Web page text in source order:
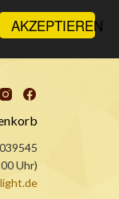
AKZEPTIEREN
Uhr)